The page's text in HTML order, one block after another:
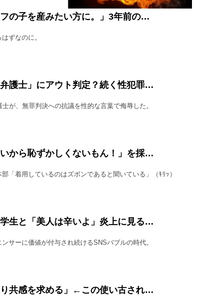
の子を産みたい方に。」3年前の…
ずなのに。
護士」にアウト判定？続く性犯罪…
が、無罪判決への抗議を性的な言葉で侮辱した。
いから恥ずかしくないもん！」を採…
「着用しているのはズボンであると聞いている」（ｷﾘｯ）
生と「美人は辛いよ」炎上に見る…
サーに価値が付与され続けるSNSバブルの時代。
り共感を求める」←この使い古され…